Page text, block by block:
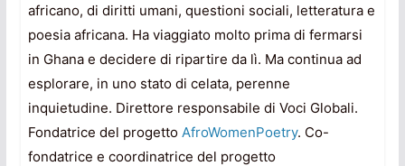
africano, di diritti umani, questioni sociali, letteratura e
poesia africana. Ha viaggiato molto prima di fermarsi
in Ghana e decidere di ripartire da lì. Ma continua ad
esplorare, in uno stato di celata, perenne
inquietudine. Direttore responsabile di Voci Globali.
Fondatrice del progetto AfroWomenPoetry. Co-
fondatrice e coordinatrice del progetto